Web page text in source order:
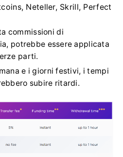
Neteller, Skrill, Perfect
commissioni di
potrebbe essere applicata
parti.
e i giorni festivi, i tempi
subire ritardi.